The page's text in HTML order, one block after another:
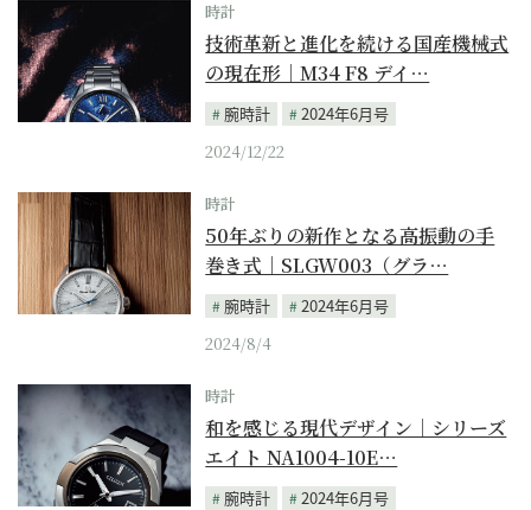
時計
技術革新と進化を続ける国産機械式
の現在形｜M34 F8 デイ…
腕時計
2024年6月号
2024/12/22
時計
50年ぶりの新作となる高振動の手
巻き式｜SLGW003（グラ…
腕時計
2024年6月号
2024/8/4
時計
和を感じる現代デザイン｜シリーズ
エイト NA1004-10E…
腕時計
2024年6月号